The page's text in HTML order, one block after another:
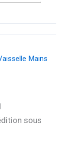
Mains
sous